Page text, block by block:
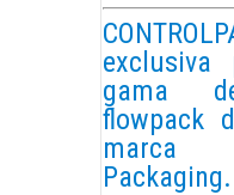
exclusiva
gama
flowpack
marca
Packaging.